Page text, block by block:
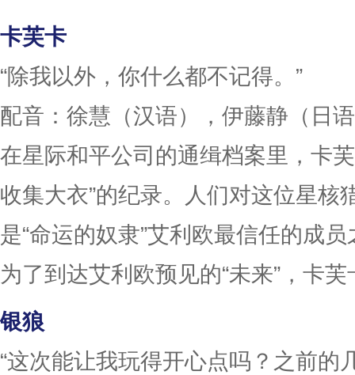
卡芙卡
“除我以外，你什么都不记得。”
配音：徐慧（汉语），伊藤静（日
在星际和平公司的通缉档案里，卡
收集大衣”的纪录。人们对这位星核
是“命运的奴隶”艾利欧最信任的成员
为了到达艾利欧预见的“未来”，卡
银狼
“这次能让我玩得开心点吗？之前的